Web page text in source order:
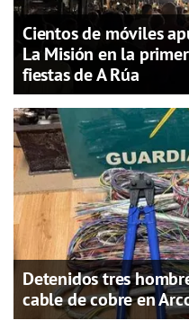
Cientos de móviles
La Misión en la
fiestas de A Rúa
Detenidos tres
cable de cobre en